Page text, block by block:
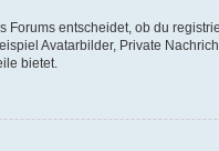
entscheidet, ob du
Avatarbilder, Private
bietet.